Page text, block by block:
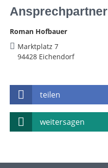
Ansprechpartner
Roman Hofbauer
Marktplatz 7
94428 Eichendorf
teilen
weitersagen